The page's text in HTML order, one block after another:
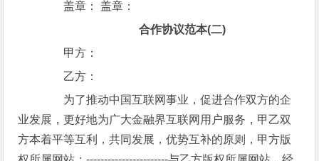
盖章： 盖章：
合作协议范本(二)
甲方：
乙方：
为了推动中国互联网事业，促进合作双方的企
业发展，更好地为广大金融界互联网用户服务，甲乙双
方本着平等互利，共同发展，优势互补的原则，甲方版